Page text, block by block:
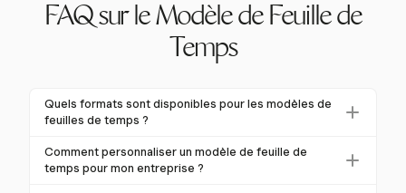
FAQ sur le Modèle de Feuille de
Temps
Quels formats sont disponibles pour les modèles de
feuilles de temps ?
Les modèles de feuilles de temps sont disponibles
dans divers formats, y compris Excel, Word, PDF et
Comment personnaliser un modèle de feuille de
temps pour mon entreprise ?